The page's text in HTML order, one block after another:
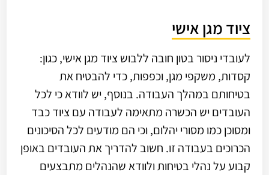
ציוד מגן אישי
לעובדי ניסור בטון חובה ללבוש ציוד מגן אישי, כגון:
קסדות, משקפי מגן, וכפפות, כדי להבטיח את
בטיחותם במהלך העבודה. בנוסף, יש לוודא כי לכל
העובדים יש הכשרה מתאימה לעבודה עם ציוד כבד
ומסוכן כמו מסורי יהלום, וכי הם מודעים לכל הסיכונים
הכרוכים בעבודה זו. חשוב להדריך את העובדים באופן
קבוע על נהלי בטיחות ולוודא שהנהלים מתבצעים